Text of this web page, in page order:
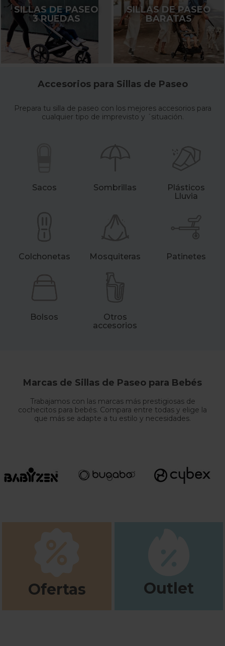
SILLAS DE PASEO
3 RUEDAS
SILLAS DE PASEO
BARATAS
Accesorios para Sillas de Paseo
Prepara tu silla de paseo con los mejores accesorios para
cualquier tipo de imprevisto y ´situación.
Sacos Sombrillas
Plásticos
Lluvia
Colchonetas Mosquiteras Patinetes
Bolsos
Otros
accesorios
Marcas de Sillas de Paseo para Bebés
Trabajamos con las marcas más prestigiosas de
cochecitos para bebés. Compara entre todas y elige la
que más se adapte a tu estilo y necesidades.
Ofertas Outlet